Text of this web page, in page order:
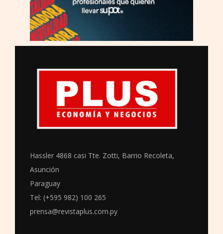
Hassler 4868 casi Tte. Zotti, Barrio Recoleta,
Asunción
Paraguay
Tel: (+595 982) 100 265
prensa@revistaplus.com.py